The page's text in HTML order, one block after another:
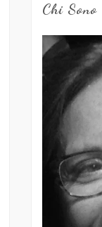
Chi Sono